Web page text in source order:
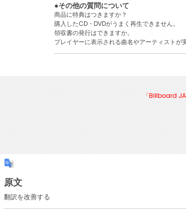
●その他の質問について
商品に特典はつきますか？
購入したCD・DVDがうまく再生できません。
領収書の発行はできますか。
プレイヤーに表示される曲名やアーティストが
「Billboard
原文
翻訳を改善する